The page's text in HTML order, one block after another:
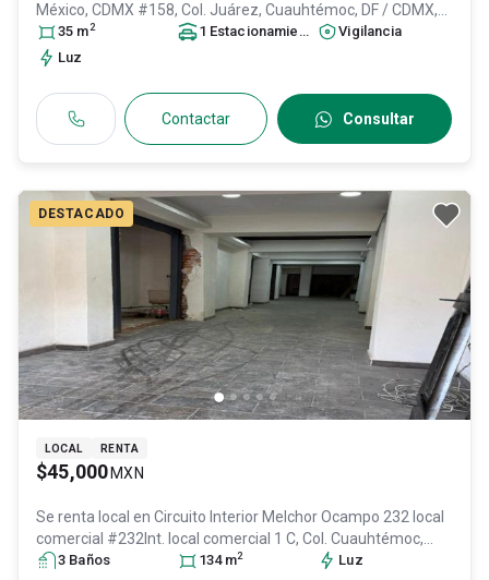
México, CDMX #158, Col. Juárez, Cuauhtémoc, DF / CDMX,
México, C.P. 06600 , ID:31528365
35 m2 1 Estacionamiento
Vigilancia
Luz
Contactar Consultar
DESTACADO
LOCAL RENTA
$45,000 MXN
Se renta local en Circuito Interior Melchor Ocampo 232 local
comercial #232Int. local comercial 1 C, Col. Cuauhtémoc,
Cuauhtémoc
, DF / CDMX, México , C.P. 06500 , ID:
3 Baños 134 m2 Luz